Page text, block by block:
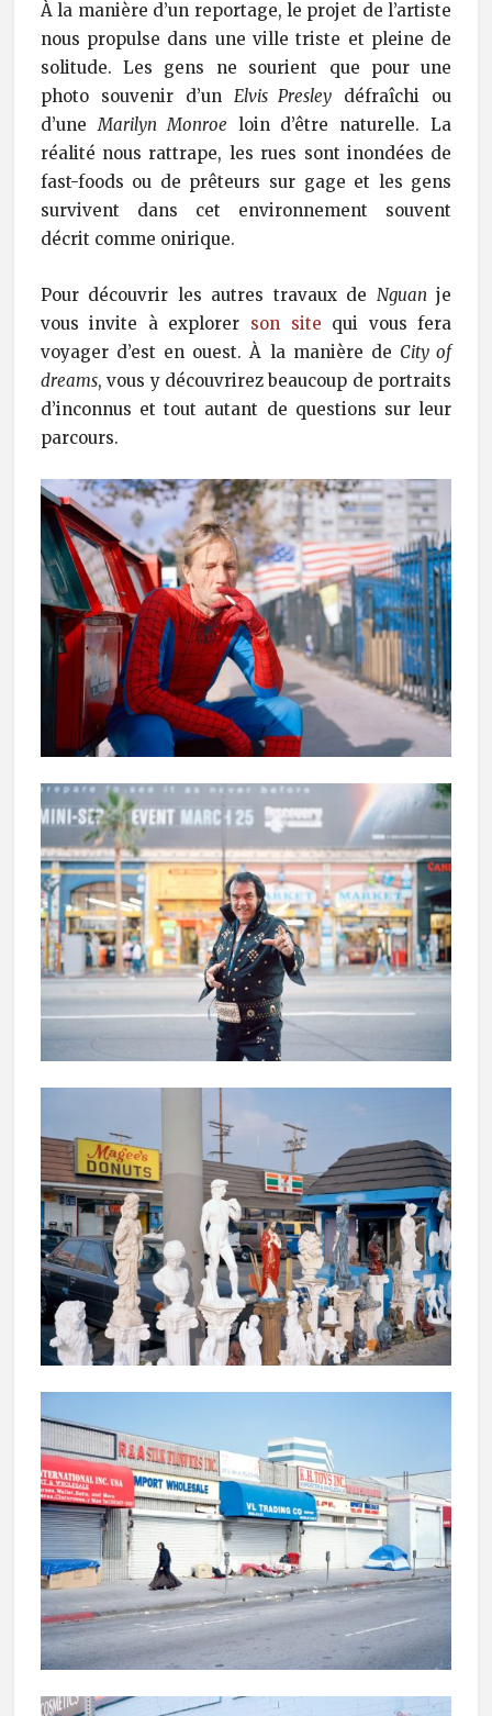
À la manière d’un reportage, le projet de l’artiste
nous propulse dans une ville triste et pleine de
solitude. Les gens ne sourient que pour une
photo souvenir d’un Elvis Presley défraîchi ou
d’uneMarilyn Monroe loin d’être naturelle. La
réalité nous rattrape, les rues sont inondées de
fast-foods ou de prêteurs sur gage et les gens
survivent dans cet environnement souvent
décrit comme onirique.
Pour découvrir les autres travaux de Nguan je
vous invite à explorer son site qui vous fera
voyager d’est en ouest. À la manière de City of
dreams, vous y découvrirez beaucoup de portraits
d’inconnus et tout autant de questions sur leur
parcours.